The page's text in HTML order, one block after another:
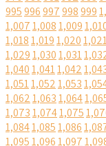
995996997998999
1,0071,0081,009
1,0181,0191,020
1,0291,0301,031
1,0401,0411,042
1,0511,0521,053
1,0621,0631,064
1,0731,0741,075
1,0841,0851,086
1,0951,0961,097